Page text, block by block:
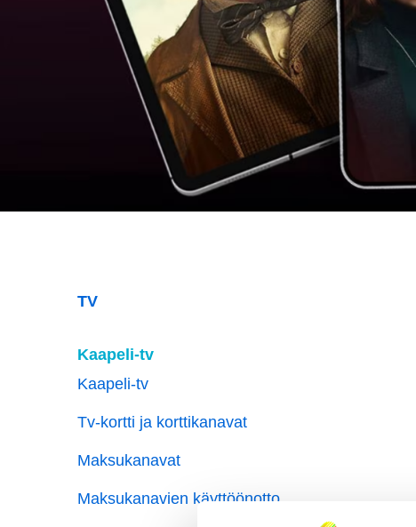
TV
Kaapeli-tv
Kaapeli-tv
Tv-kortti ja korttikanavat
Maksukanavat
Maksukanavien käyttöönotto